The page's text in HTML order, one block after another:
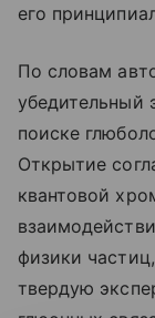
его
По словам
убедительный
поиске
Открытие
квантовой
физики
твердую